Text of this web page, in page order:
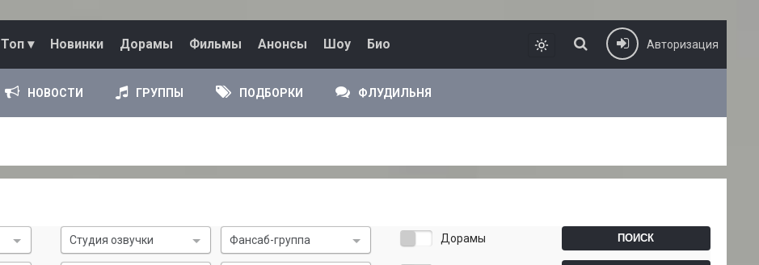
Топ ▾ Новинки Дорамы Фильмы Анонсы Шоу Био Авторизация
НОВОСТИ ГРУППЫ ПОДБОРКИ ФЛУДИЛЬНЯ
Студия озвучки Фансаб-группа Дорамы